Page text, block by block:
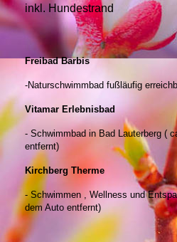
inkl. Hundestrand
Freibad Barbis
-Naturschwimmbad fußläufig
Vitamar Erlebnisbad
- Schwimmbad in Bad Lauterberg (
entfernt)
Kirchberg Therme
- Schwimmen , Wellness und
dem Auto entfernt)